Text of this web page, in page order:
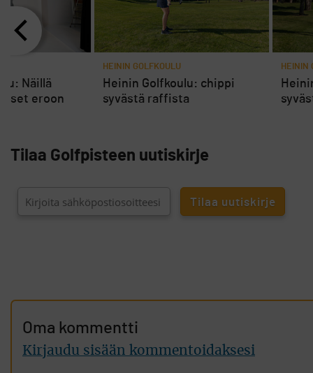
HEININ
Näillä
eroon
HEININ GOLFKOULU
Heinin Golfkoulu: chippi
syvästä raffista
Tilaa Golfpisteen uutiskirje
Oma kommentti
Kirjaudu sisään kommentoidaksesi